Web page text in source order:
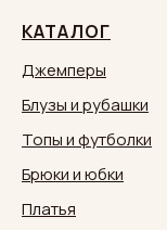
КАТАЛОГ
Джемперы
Блузы и рубашки
Топы и футболки
Брюки и юбки
Платья